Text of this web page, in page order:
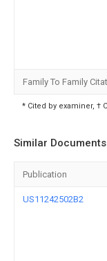
Family To Family
* Cited by examiner, †
Similar Documents
Publication
US11242502B2